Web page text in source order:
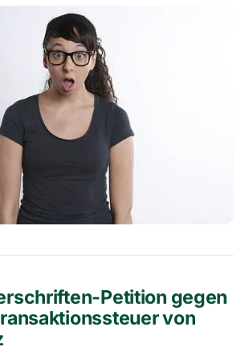
Petition gegen
von